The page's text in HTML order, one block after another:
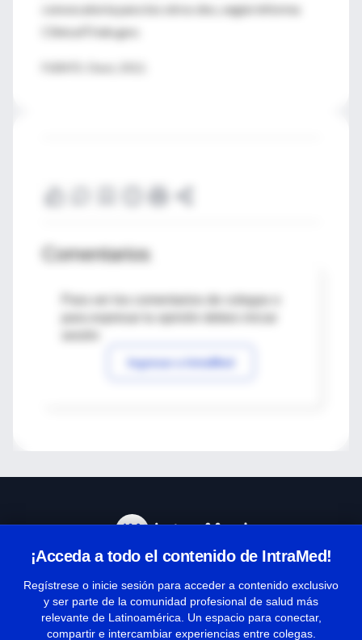
convocatoria para los otros dos, según informa
ClinicalTrials.gov.
Comentarios
Para ver los comentarios de colegas o
Ingresar a IntraMed
¡Acceda a todo el contenido de IntraMed!
Regístrese o inicie sesión para acceder a contenido exclusivo
y ser parte de la comunidad profesional de salud más
relevante de Latinoamérica. Un espacio para conectar,
compartir e intercambiar experiencias entre colegas.
Términos y condiciones